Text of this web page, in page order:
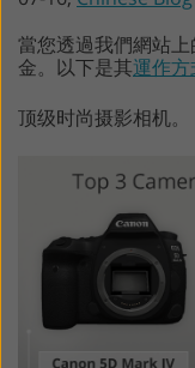
當您透過我們網站
金。以下是其運作方
顶级时尚摄影相机。